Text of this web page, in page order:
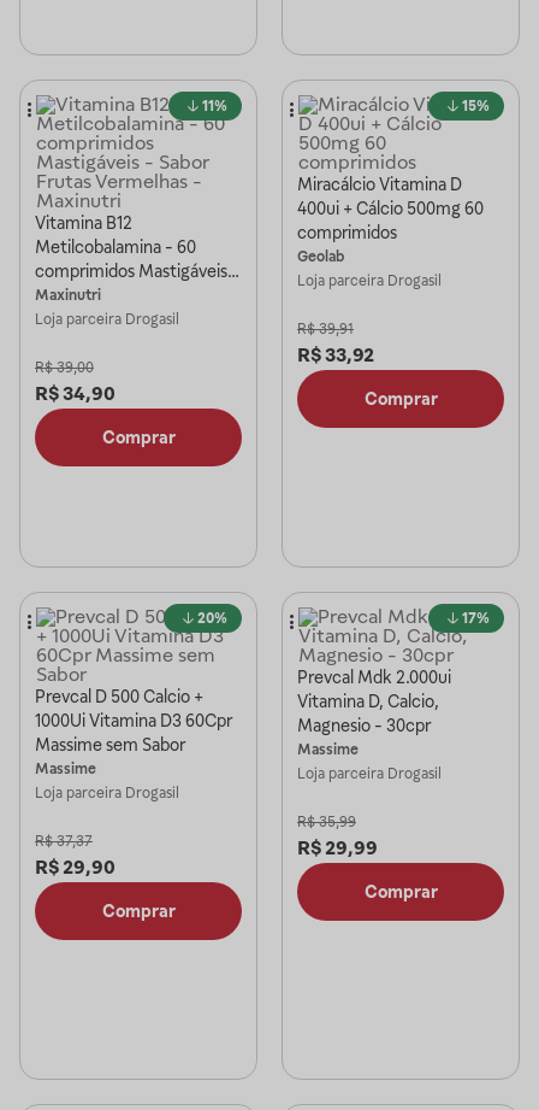
11%
Vitamina B12
Metilcobalamina - 60
comprimidos Mastigáveis -
Sabor Frutas Vermelhas -
Maxinutri
Maxinutri
Loja parceira Drogasil
R$ 39,00
R$34,90
Comprar
15%
Miracálcio Vitamina D
400ui + Cálcio 500mg 60
comprimidos
Geolab
Loja parceira Drogasil
R$ 39,91
R$33,92
Comprar
20%
Prevcal D 500 Calcio +
1000Ui Vitamina D3 60Cpr
Massime sem Sabor
Massime
Loja parceira Drogasil
R$ 37,37
R$ 29,90
Comprar
17%
Prevcal Mdk 2.000ui
Vitamina D, Calcio,
Magnesio - 30cpr
Massime
Loja parceira Drogasil
R$ 35,99
R$ 29,99
Comprar